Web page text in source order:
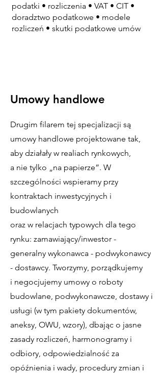
podatki • rozliczenia • VAT • CIT •
doradztwo podatkowe • modele
rozliczeń • skutki podatkowe umów
Umowy handlowe
Drugim filarem tej specjalizacji są
umowy handlowe projektowane tak,
aby działały w realiach rynkowych,
a nie tylko „na papierze”. W
szczególności wspieramy przy
kontraktach inwestycyjnych i
budowlanych
oraz w relacjach typowych dla tego
rynku: zamawiający/inwestor -
generalny wykonawca - podwykonawcy
- dostawcy. Tworzymy, porządkujemy
i negocjujemy umowy o roboty
budowlane, podwykonawcze, dostawy i
usługi (w tym pakiety dokumentów,
aneksy, OWU, wzory), dbając o jasne
zasady rozliczeń, harmonogramy i
odbiory, odpowiedzialność za
opóźnienia i wady, procedury zmian i